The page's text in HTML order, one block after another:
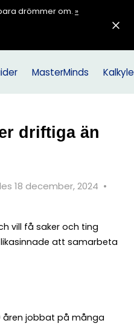
drömmer om. »
MasterMinds
driftiga än
18 december, 2024 •
vill få saker och ting
att samarbeta
åren jobbat på många